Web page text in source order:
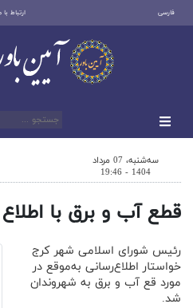
فارسی ارتباط با
سه‌شنبه، 07 مرداد
1404 - 19:46
قطع آب و برق با
رئیس شورای اسلامی شهر کرج
خواستار اطلاع‌رسانی به‌موقع در
مورد قع آب و برق به شهروندان
شد.